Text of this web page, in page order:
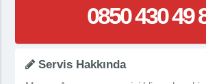
0850 430 49
Servis Hakkında